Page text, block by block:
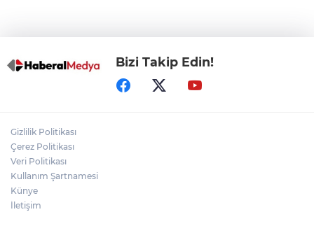
Bizi Takip Edin!
Gizlilik Politikası
Çerez Politikası
Veri Politikası
Kullanım Şartnamesi
Künye
İletişim